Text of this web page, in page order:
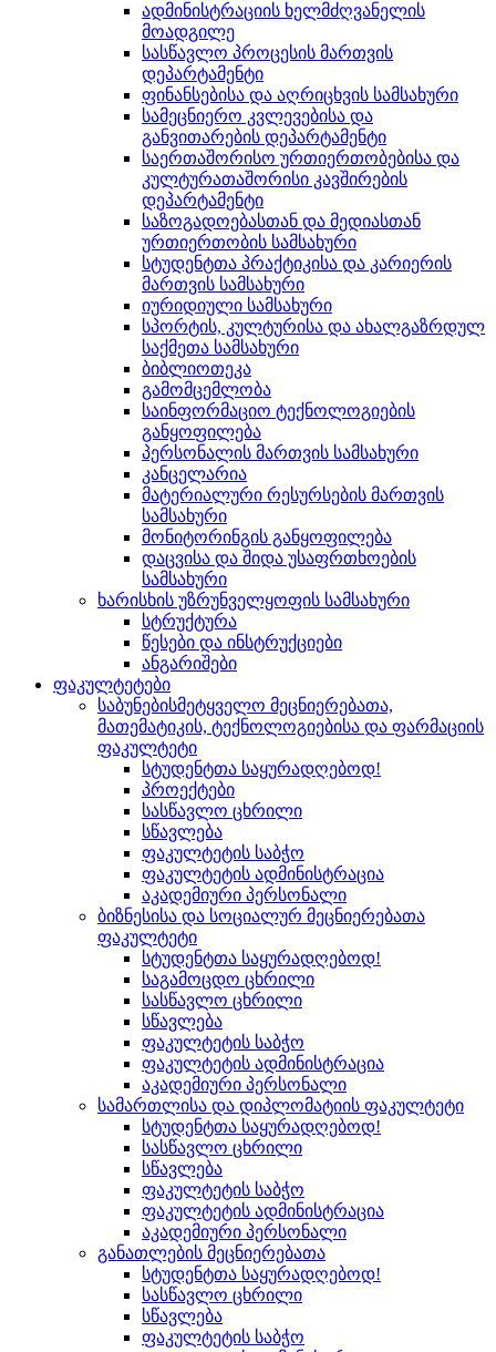
ადმინისტრაციის ხელმძღვანელის
მოადგილე
სასწავლო პროცესის მართვის
დეპარტამენტი
ფინანსებისა და აღრიცხვის სამსახური
სამეცნიერო კვლევებისა და
განვითარების დეპარტამენტი
საერთაშორისო ურთიერთობებისა და
კულტურათაშორისი კავშირების
დეპარტამენტი
საზოგადოებასთან და მედიასთან
ურთიერთობის სამსახური
სტუდენტთა პრაქტიკისა და კარიერის
მართვის სამსახური
იურიდიული სამსახური
სპორტის, კულტურისა და ახალგაზრდულ
საქმეთა სამსახური
ბიბლიოთეკა
გამომცემლობა
საინფორმაციო ტექნოლოგიების
განყოფილება
პერსონალის მართვის სამსახური
კანცელარია
მატერიალური რესურსების მართვის
სამსახური
მონიტორინგის განყოფილება
დაცვისა და შიდა უსაფრთხოების
სამსახური
ხარისხის უზრუნველყოფის სამსახური
სტრუქტურა
წესები და ინსტრუქციები
ანგარიშები
ფაკულტეტები
საბუნებისმეტყველო მეცნიერებათა,
მათემატიკის, ტექნოლოგიებისა და ფარმაციის
ფაკულტეტი
სტუდენტთა საყურადღებოდ!
პროექტები
სასწავლო ცხრილი
სწავლება
ფაკულტეტის საბჭო
ფაკულტეტის ადმინისტრაცია
აკადემიური პერსონალი
ბიზნესისა და სოციალურ მეცნიერებათა
ფაკულტეტი
სტუდენტთა საყურადღებოდ!
საგამოცდო ცხრილი
სასწავლო ცხრილი
სწავლება
ფაკულტეტის საბჭო
ფაკულტეტის ადმინისტრაცია
აკადემიური პერსონალი
სამართლისა და დიპლომატიის ფაკულტეტი
სტუდენტთა საყურადღებოდ!
სასწავლო ცხრილი
სწავლება
ფაკულტეტის საბჭო
ფაკულტეტის ადმინისტრაცია
აკადემიური პერსონალი
განათლების მეცნიერებათა
სტუდენტთა საყურადღებოდ!
სასწავლო ცხრილი
სწავლება
ფაკულტეტის საბჭო